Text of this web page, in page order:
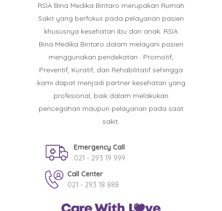
RSIA Bina Medika Bintaro merupakan Rumah
Sakit yang berfokus pada pelayanan pasien
khususnya kesehatan ibu dan anak. RSIA
Bina Medika Bintaro dalam melayani pasien
menggunakan pendekatan : Promotif,
Preventif, Kuratif, dan Rehabilitatif sehingga
kami dapat menjadi partner kesehatan yang
profesional, baik dalam melakukan
pencegahan maupun pelayanan pada saat
sakit.
Emergency Call
021 - 293 19 999
Call Center
021 - 293 18 888